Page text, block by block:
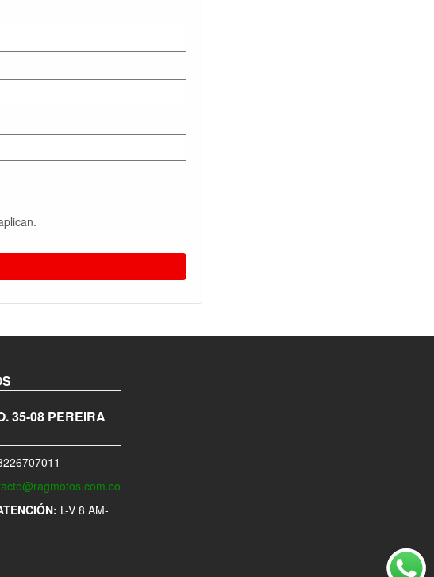
35-08 PEREIRA
L-V 8 AM-